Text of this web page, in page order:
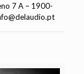
7 A – 1900-